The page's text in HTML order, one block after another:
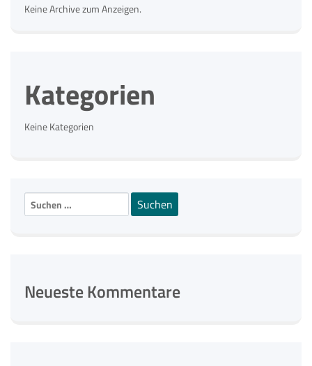
Keine Archive zum Anzeigen.
Kategorien
Keine Kategorien
Suchen
nach:
Neueste Kommentare